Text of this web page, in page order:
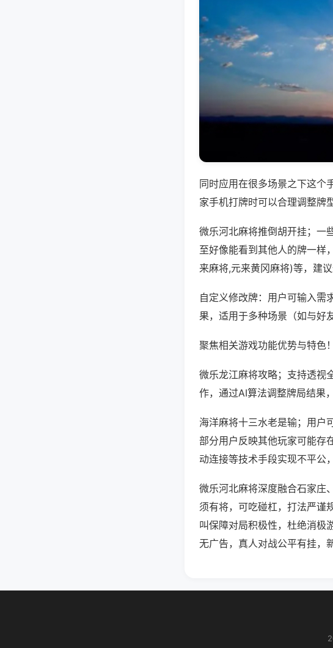
同时应用在很多场景之下这个
家手机打牌时可以合理调整牌
微乐河北麻将推倒胡开挂；一
至好像能看到其他人的牌一样
来麻将,元来黄冈麻将)等，建
自定义修改牌：用户可输入需
果，适用于多种场景（如与好
聚焦相关游戏功能优势与特色！
微乐龙江麻将攻略；支持透视
作，通过AI算法调整牌局结果
海洋麻将十三水老是输；用户
部分用户反映其他玩家可能存
动连接等技术手段实现不平公
微乐河北麻将深度融合石家庄
须有将，可吃碰杠，打法严谨
叫保障对局积极性，杜绝消极
无广告，真人对战公平有挂，